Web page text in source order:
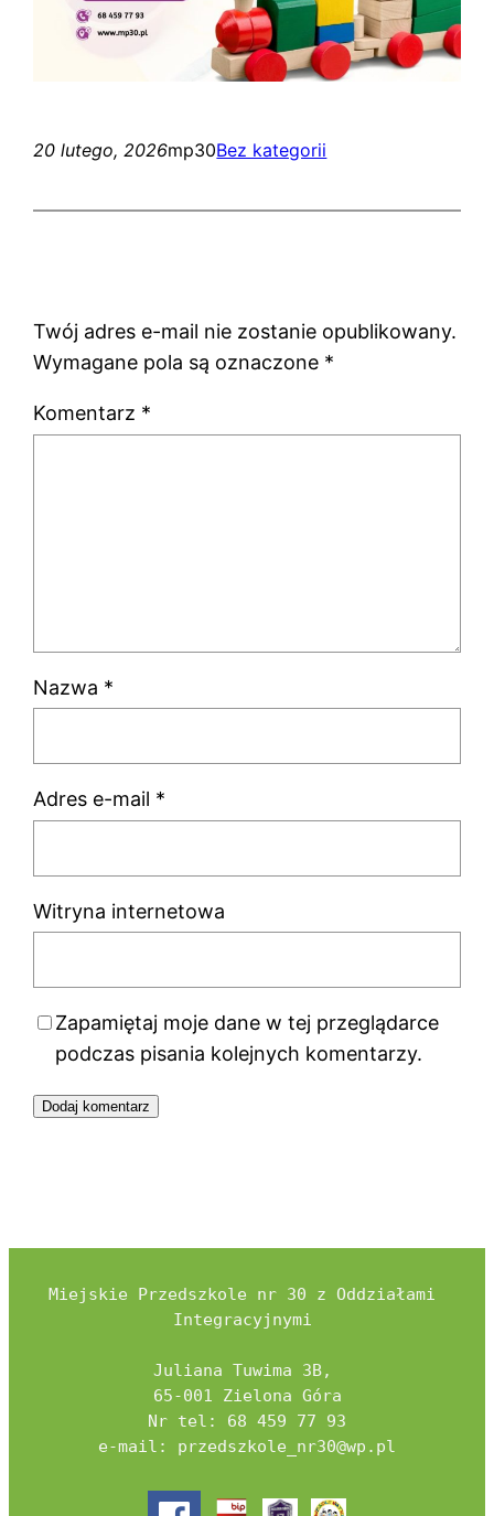
20 lutego, 2026mp30Bez kategorii
Twój adres e-mail nie zostanie opublikowany.
Wymagane pola są oznaczone *
Komentarz *
Nazwa *
Adres e-mail *
Witryna internetowa
Zapamiętaj moje dane w tej przeglądarce
podczas pisania kolejnych komentarzy.
Miejskie Przedszkole nr 30 z Oddziałami
Integracyjnymi
Juliana Tuwima 3B,
65-001 Zielona Góra
Nr tel: 68 459 77 93
e-mail: przedszkole_nr30@wp.pl